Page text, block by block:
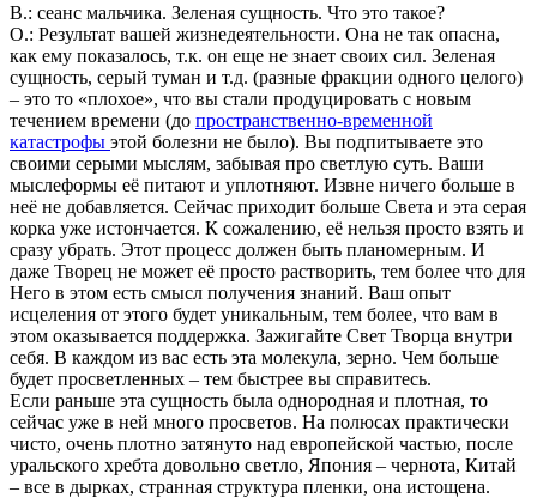
В.: сеанс мальчика. Зеленая сущность. Что это такое?
О.: Результат вашей жизнедеятельности. Она не так опасна,
как ему показалось, т.к. он еще не знает своих сил. Зеленая
сущность, серый туман и т.д. (разные фракции одного целого)
– это то «плохое», что вы стали продуцировать с новым
течением времени (до пространственно-временной
катастрофы этой болезни не было). Вы подпитываете это
своими серыми мыслям, забывая про светлую суть. Ваши
мыслеформы её питают и уплотняют. Извне ничего больше в
неё не добавляется. Сейчас приходит больше Света и эта серая
корка уже истончается. К сожалению, её нельзя просто взять и
сразу убрать. Этот процесс должен быть планомерным. И
даже Творец не может её просто растворить, тем более что для
Него в этом есть смысл получения знаний. Ваш опыт
исцеления от этого будет уникальным, тем более, что вам в
этом оказывается поддержка. Зажигайте Свет Творца внутри
себя. В каждом из вас есть эта молекула, зерно. Чем больше
будет просветленных – тем быстрее вы справитесь.
Если раньше эта сущность была однородная и плотная, то
сейчас уже в ней много просветов. На полюсах практически
чисто, очень плотно затянуто над европейской частью, после
уральского хребта довольно светло, Япония – чернота, Китай
– все в дырках, странная структура пленки, она истощена.